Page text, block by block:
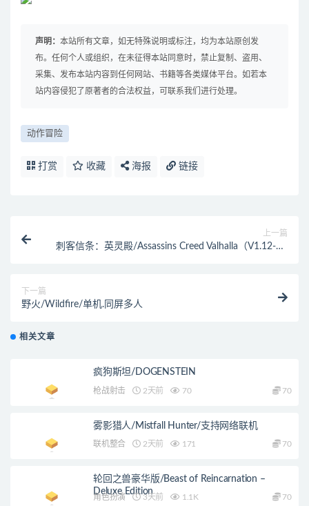
声明： 本站所有文章，如无特殊说明或标注，均为本站原创发
布。任何个人或组织，在未征得本站同意时，禁止复制、盗用、
采集、发布本站内容到任何网站、书籍等各类媒体平台。如若本
站内容侵犯了原著者的合法权益，可联系我们进行处理。
动作冒险
打赏 收藏 海报 链接
上一篇
刺客信条：英灵殿/Assassins Creed Valhalla（V1.12-V2
下一篇
野火/Wildfire/单机.同屏多人
相关文章
疯狗斯坦/DOGENSTEIN
枪战射击 2天前 70 70
雾影猎人/Mistfall Hunter/支持网络联机
联机整合 2天前 171 70
轮回之兽豪华版/Beast of Reincarnation –
Deluxe Edition
角色扮演 3天前 1.1K 70